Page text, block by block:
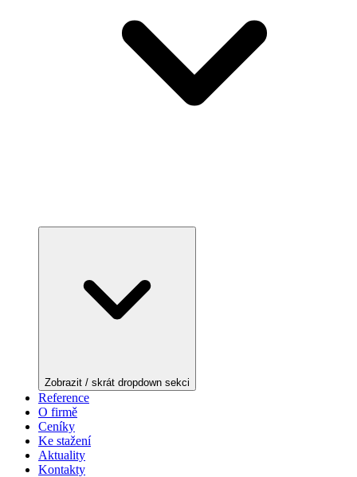
Zobrazit / skrát dropdown sekci
Reference
O firmě
Ceníky
Ke stažení
Aktuality
Kontakty